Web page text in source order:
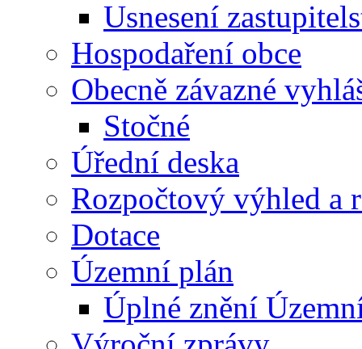
Usnesení
Hospodaření obce
Obecně závazné
Stočné
Úřední deska
Rozpočtový výhled a
Dotace
Územní plán
Úplné znění